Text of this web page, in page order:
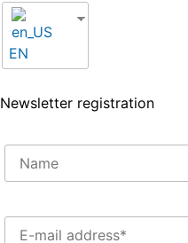
EN
Newsletter registration